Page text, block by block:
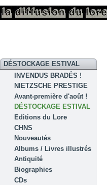
DÉSTOCKAGE ESTIVAL
INVENDUS BRADÉS !
NIETZSCHE PRESTIGE
Avant-première d'août !
DÉSTOCKAGE ESTIVAL
Editions du Lore
CHNS
Nouveautés
Albums / Livres illustrés
Antiquité
Biographies
CDs